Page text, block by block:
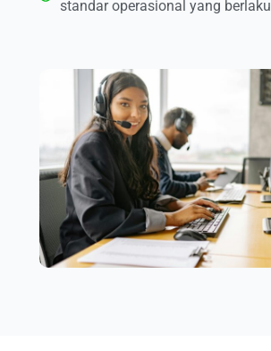
standar operasional yang berlaku